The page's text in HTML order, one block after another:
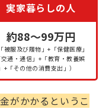
実家暮らしの人
約88～99万円
「被服及び履物」+「保健医療」
通・通信」+「教育・教養娯
+「その他の消費支出」）
がかかるというこ